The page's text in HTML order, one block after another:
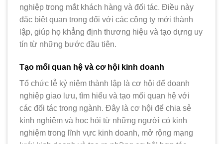
nghiệp trong mắt khách hàng và đối tác. Điều này
đặc biệt quan trọng đối với các công ty mới thành
lập, giúp họ khẳng định thương hiệu và tạo dựng uy
tín từ những bước đầu tiên.
Tạo mối quan hệ và cơ hội kinh doanh
Tổ chức lễ kỷ niệm thành lập là cơ hội để doanh
nghiệp giao lưu, tìm hiểu và tạo mối quan hệ với
các đối tác trong ngành. Đây là cơ hội để chia sẻ
kinh nghiệm và học hỏi từ những người có kinh
nghiệm trong lĩnh vực kinh doanh, mở rộng mạng